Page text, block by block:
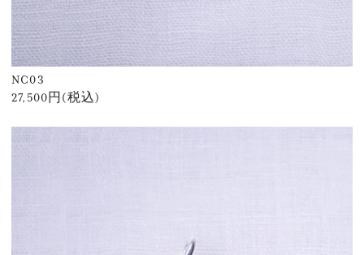
NC03
27,500円(税込)